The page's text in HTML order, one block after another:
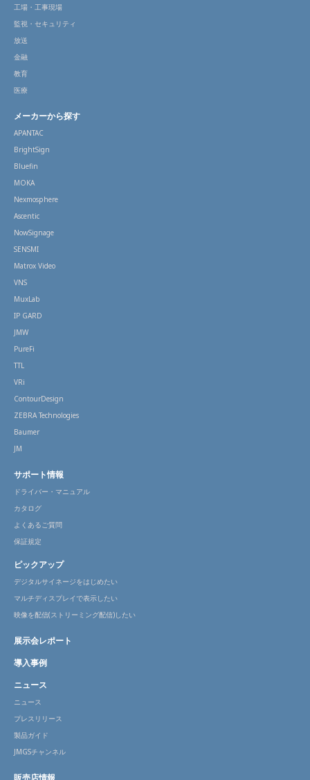
工場・工事現場
監視・セキュリティ
放送
金融
教育
医療
メーカーから探す
APANTAC
BrightSign
Bluefin
MOKA
Nexmosphere
Ascentic
NowSignage
SENSMI
Matrox Video
VNS
MuxLab
IP GARD
JMW
PureFi
TTL
VRi
ContourDesign
ZEBRA Technologies
Baumer
JM
サポート情報
ドライバー・マニュアル
カタログ
よくあるご質問
保証規定
ピックアップ
デジタルサイネージをはじめたい
マルチディスプレイで表示したい
映像を配信(ストリーミング配信)したい
展示会レポート
導入事例
ニュース
ニュース
プレスリリース
製品ガイド
JMGSチャンネル
販売店情報